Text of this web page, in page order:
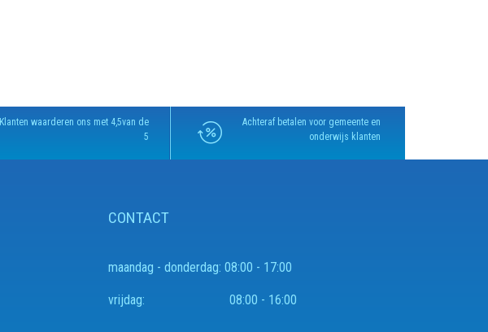
Klanten waarderen ons met 4,5van de
5
Achteraf betalen voor gemeente en
onderwijs klanten
CONTACT
maandag - donderdag: 08:00 - 17:00
vrijdag: 08:00 - 16:00